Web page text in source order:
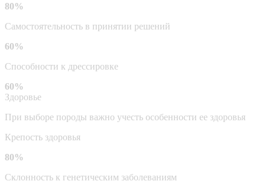
80%
Самостоятельность в принятии решений
60%
Способности к дрессировке
60%
Здоровье
При выборе породы важно учесть особенности ее здоровья
Крепость здоровья
80%
Склонность к генетическим заболеваниям